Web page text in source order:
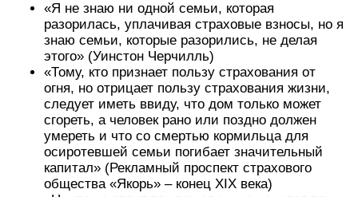
«Я не знаю ни одной семьи, которая
разорилась, уплачивая страховые взносы, но я
знаю семьи, которые разорились, не делая
этого» (Уинстон Черчилль)
«Тому, кто признает пользу страхования от
огня, но отрицает пользу страхования жизни,
следует иметь ввиду, что дом только может
сгореть, а человек рано или поздно должен
умереть и что со смертью кормильца для
осиротевшей семьи погибает значительный
капитал» (Рекламный проспект страхового
общества «Якорь» – конец XIX века)